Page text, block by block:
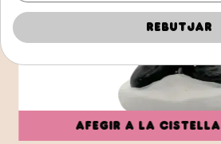
Afegir a la cistella
Rebutjar